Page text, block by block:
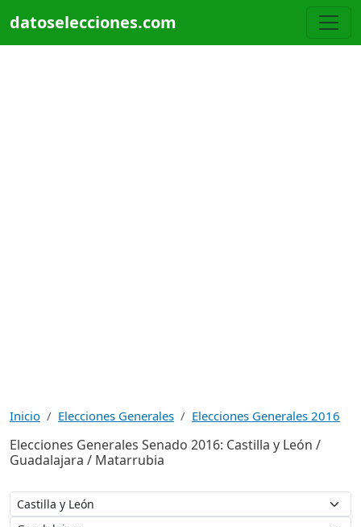
datoselecciones.com
Inicio Elecciones Generales Elecciones Generales 2016
Elecciones Generales Senado 2016: Castilla y León /
Guadalajara / Matarrubia